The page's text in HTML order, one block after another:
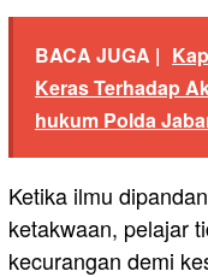
BACA JUGA |
Keras Terhadap
hukum Polda
Ketika ilmu
ketakwaan, pelajar
kecurangan demi